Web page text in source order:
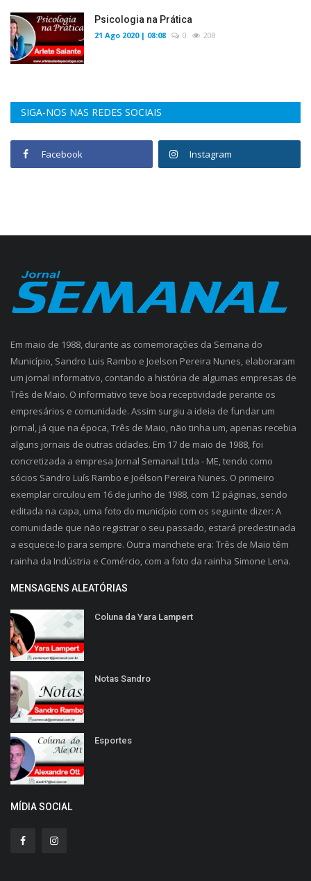
Psicologia na Prática
21 Ago 2020 | 08:08 0 208
SIGA-NOS NAS REDES SOCIAIS
Facebook Instagram
Em maio de 1988, durante as comemorações da Semana do
Município, Sandro Luis Rambo e Joelson Pereira Nunes, elaboraram
um jornal informativo, contando a história de algumas empresas de
Três de Maio. O informativo teve boa receptividade perante os
empresários e comunidade. Assim surgiu a ideia de fundar um
jornal, já que na época, Três de Maio, não tinha um, apenas recebia
alguns jornais de outras cidades. Em 17 de maio de 1988, foi
concretizada a empresa Jornal Semanal Ltda - ME, tendo como
sócios Sandro Luís Rambo e Joélson Pereira Nunes. O primeiro
exemplar circulou em 16 de junho de 1988, com 12 páginas, sendo
editada na capa, uma foto do município com os seguinte dizer: A
comunidade que não registrar o seu passado, estará predestinada
a esquece-lo para sempre. Outra manchete era: Três de Maio têm
rainha da Indústria e Comércio, com a foto da rainha Simone Lena.
MENSAGENS ALEATÓRIAS
Coluna da Yara Lampert
Notas Sandro
Esportes
MÍDIA SOCIAL